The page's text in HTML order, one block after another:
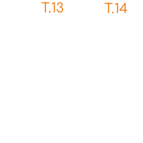
T.13 T.14